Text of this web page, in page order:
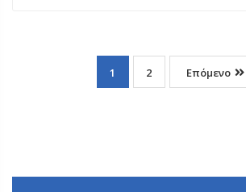
1 2 Επόμενο